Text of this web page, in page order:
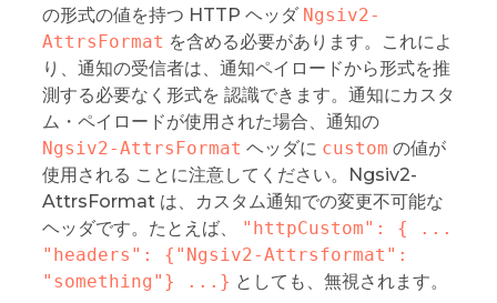
の形式の値を持つ HTTP ヘッダ Ngsiv2-
AttrsFormat を含める必要があります。これによ
り、通知の受信者は、通知ペイロードから形式を推
測する必要なく形式を 認識できます。通知にカスタ
ム・ペイロードが使用された場合、通知の
Ngsiv2-AttrsFormat ヘッダに custom の値が
使用される ことに注意してください。Ngsiv2-
AttrsFormat は、カスタム通知での変更不可能な
ヘッダです。たとえば、
"httpCustom": { ...
"headers": {"Ngsiv2-Attrsformat":
"something"} ...} としても、無視されます。